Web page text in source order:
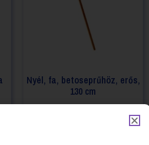
Nyél, fa, betoseprűhöz, erős,
130 cm